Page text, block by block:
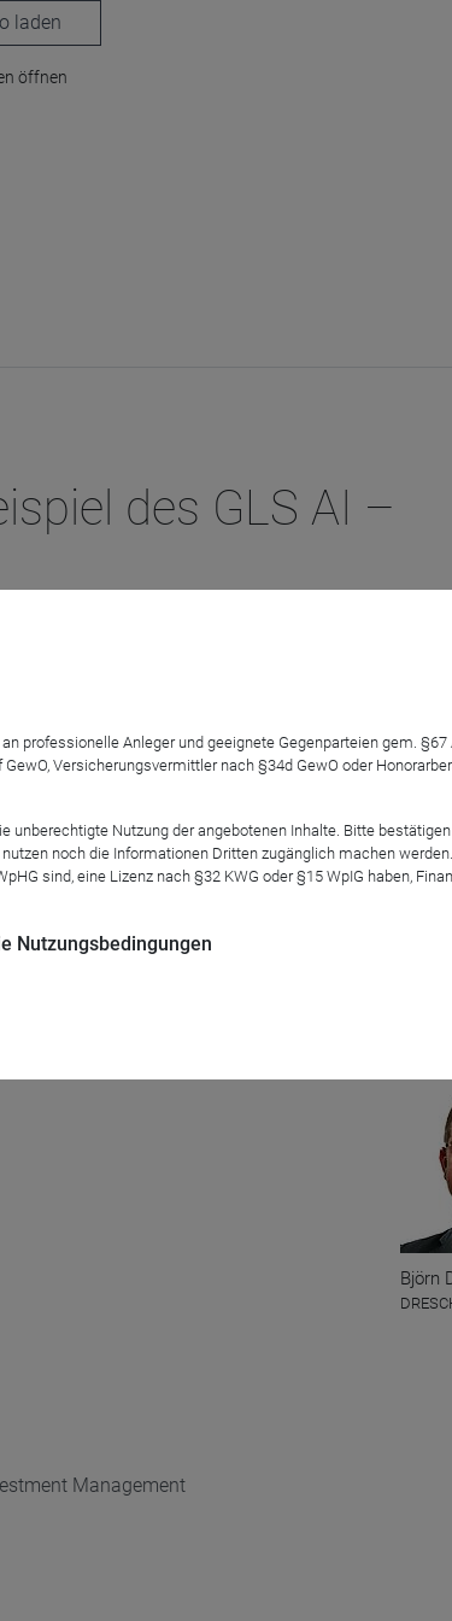
laden
öffnen
des GLS AI –
ist finanzielle Inklusion das Hauptziel der
Dazu bedarf es mehr als „nur“ der Vergabe von
sind Dinge, die jedem Menschen zugänglich sein
bereits seit über 30 Jahren gibt, bleiben
Björn
Management
professionelle Anleger und geeignete Gegenparteien gem.
Versicherungsvermittler nach §34d GewO oder
unberechtigte Nutzung der angebotenen Inhalte. Bitte
noch die Informationen Dritten zugänglich machen
sind, eine Lizenz nach §32 KWG oder §15 WpIG haben,
Nutzungsbedingungen